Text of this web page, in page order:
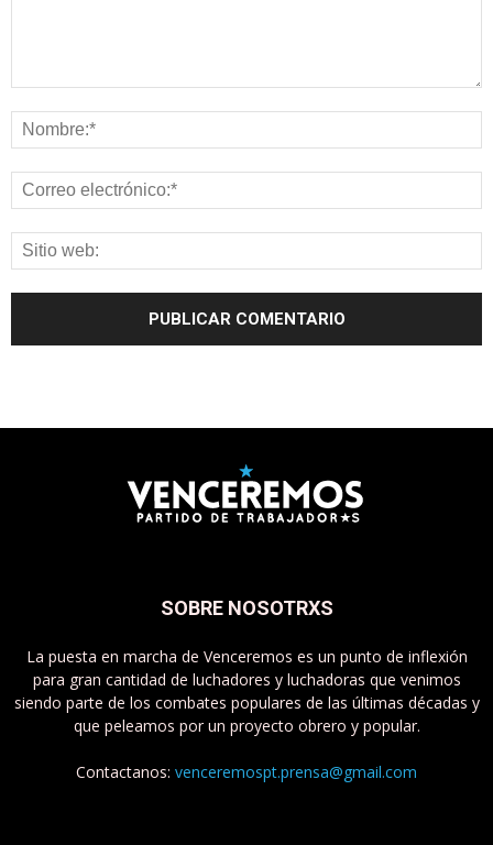
SOBRE NOSOTRXS
La puesta en marcha de Venceremos es un punto de inflexión
para gran cantidad de luchadores y luchadoras que venimos
siendo parte de los combates populares de las últimas décadas y
que peleamos por un proyecto obrero y popular.
Contactanos: venceremospt.prensa@gmail.com